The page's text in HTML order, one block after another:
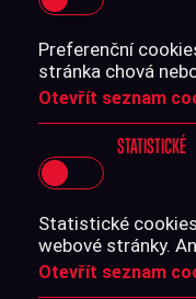
Preferenční
stránka chová
Otevřít seznam
STATISTICKÉ
Statistické
webové stránky.
Otevřít seznam